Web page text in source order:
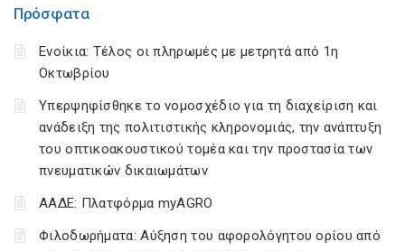
Πρόσφατα
Ενοίκια: Τέλος οι πληρωμές με μετρητά από 1η
Οκτωβρίου
Υπερψηφίσθηκε το νομοσχέδιο για τη διαχείριση και
ανάδειξη της πολιτιστικής κληρονομιάς, την ανάπτυξη
του οπτικοακουστικού τομέα και την προστασία των
πνευματικών δικαιωμάτων
ΑΑΔΕ: Πλατφόρμα myAGRO
Φιλοδωρήματα: Αύξηση του αφορολόγητου ορίου από